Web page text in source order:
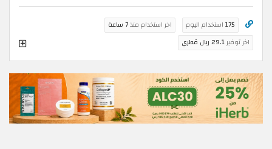
175 استخدام اليوم اخر استخدام منذ7 ساعة
اخر توفير29.1 ريال قطري